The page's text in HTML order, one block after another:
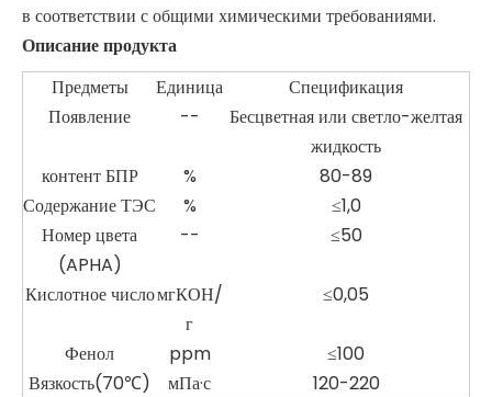
в соответствии с общими химическими требованиями.
Описание продукта
Предметы
Единица
Спецификация
Появление
--
Бесцветная или светло-желтая
жидкость
контент БПР
%
80-89
Содержание ТЭС
%
≤1,0
Номер цвета
(APHA)
-- ≤50
Кислотное числомгКОН/
г
≤0,05
Фенол ppm
≤100
Вязкость(70℃)
мПа·с 120-220